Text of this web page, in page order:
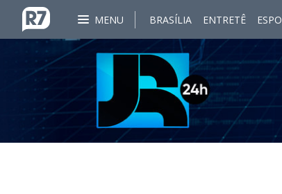
MENU BRASÍLIA ENTRETÊ